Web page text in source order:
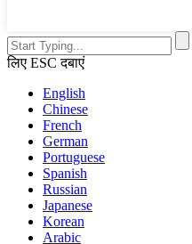
लिए ESC दबाएं
English
Chinese
French
German
Portuguese
Spanish
Russian
Japanese
Korean
Arabic